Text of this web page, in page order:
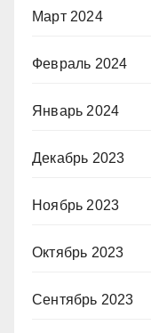
Март 2024
Февраль 2024
Январь 2024
Декабрь 2023
Ноябрь 2023
Октябрь 2023
Сентябрь 2023